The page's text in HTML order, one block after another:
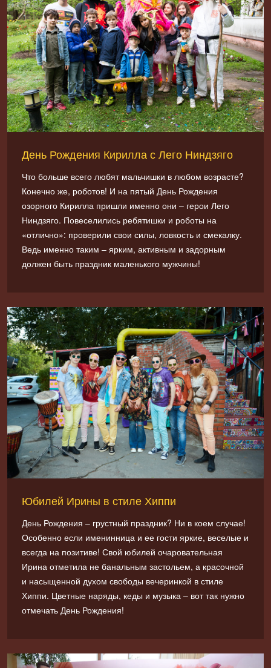
День Рождения Кирилла с Лего Ниндзяго
Что больше всего любят мальчишки в любом возрасте?
Конечно же, роботов! И на пятый День Рождения
озорного Кирилла пришли именно они – герои Лего
Ниндзяго. Повеселились ребятишки и роботы на
«отлично»: проверили свои силы, ловкость и смекалку.
Ведь именно таким – ярким, активным и задорным
должен быть праздник маленького мужчины!
Юбилей Ирины в стиле Хиппи
День Рождения – грустный праздник? Ни в коем случае!
Особенно если именинница и ее гости яркие, веселые и
всегда на позитиве! Свой юбилей очаровательная
Ирина отметила не банальным застольем, а красочной
и насыщенной духом свободы вечеринкой в стиле
Хиппи. Цветные наряды, кеды и музыка – вот так нужно
отмечать День Рождения!